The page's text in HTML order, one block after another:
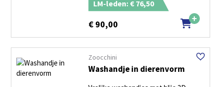
LM-leden: € 76,50
€ 90,00
Zoocchini
Washandje in dierenvorm